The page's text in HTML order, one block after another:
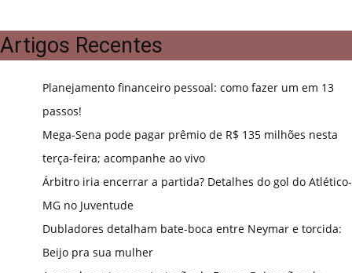
Artigos Recentes
Planejamento financeiro pessoal: como fazer um em 13
passos!
Mega-Sena pode pagar prêmio de R$ 135 milhões nesta
terça-feira; acompanhe ao vivo
Árbitro iria encerrar a partida? Detalhes do gol do Atlético-
MG no Juventude
Dubladores detalham bate-boca entre Neymar e torcida:
Beijo pra sua mulher